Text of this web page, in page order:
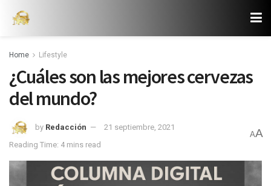
Home Lifestyle
¿Cuáles son las mejores cervezas
del mundo?
by Redacción
21 septiembre, 2021
Reading Time: 4 mins read
AA